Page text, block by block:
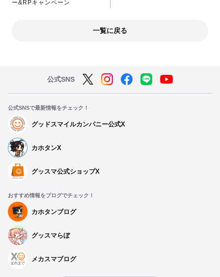
ー&RPキャンペーン
一覧に戻る
公式SNS
公式SNSで最新情報をチェック！
グッドスマイルカンパニー公式X
カホタンX
グッスマ公式ショップX
おすすめ情報をブログでチェック！
カホタンブログ
グッスマらぼ
メカスマブログ